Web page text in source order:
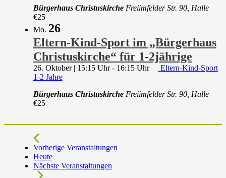
Bürgerhaus Christuskirche Freiimfelder Str. 90, Halle
€25
Mo. 26
Eltern-Kind-Sport im „Bürgerhaus
Christuskirche“ für 1-2jährige
26. Oktober | 15:15 Uhr- 16:15 Uhr
Eltern-Kind-Sport
1-2 Jahre
Bürgerhaus Christuskirche Freiimfelder Str. 90, Halle
€25
Vorherige Veranstaltungen
Heute
Nächste Veranstaltungen